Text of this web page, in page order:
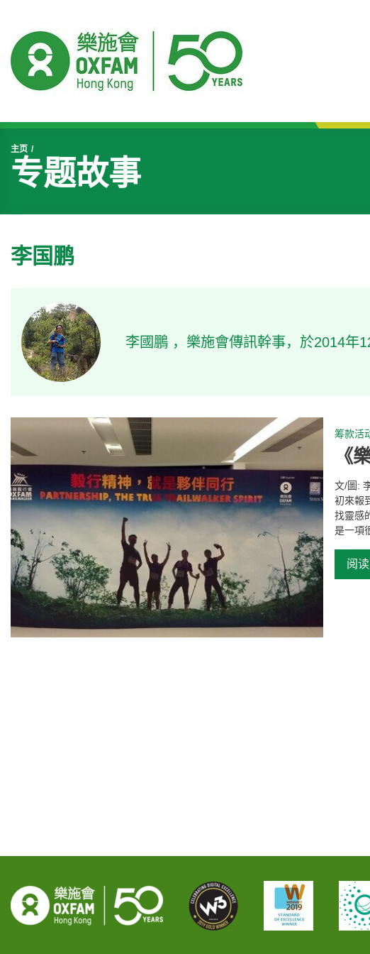
开始主要内容
主页
专题故事
李国鹏
李國鵬 ，樂施會傳訊幹事，於2014年
筹款活
《
文/圖:
初來報
找靈感
是一項
阅